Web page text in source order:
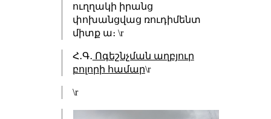
ուղղակի իրանց
փոխանցվաց ռուդիմենտ
միտք ա։ \r
Հ․Գ․ Ոգեշնչման աղբյուր
բոլորի համար\r
\r